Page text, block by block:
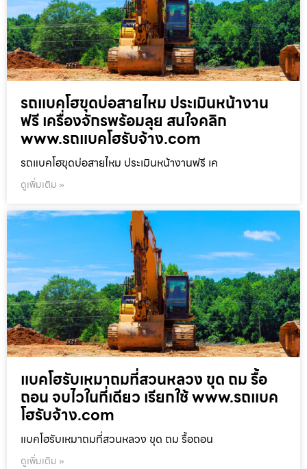
รถแบคโฮขุดบ่อสายไหม ประเมินหน้างาน
ฟรี เครื่องจักรพร้อมลุย สนใจคลิก
www.รถแบคโฮรับจ้าง.com
รถแบคโฮขุดบ่อสายไหม ประเมินหน้างานฟรี เค
ดูเพิ่มเติม »
แบคโฮรับเหมาถมที่สวนหลวง ขุด ถม รื้อ
ถอน จบไวในที่เดียว เรียกใช้ www.รถแบค
โฮรับจ้าง.com
แบคโฮรับเหมาถมที่สวนหลวง ขุด ถม รื้อถอน
ดูเพิ่มเติม »